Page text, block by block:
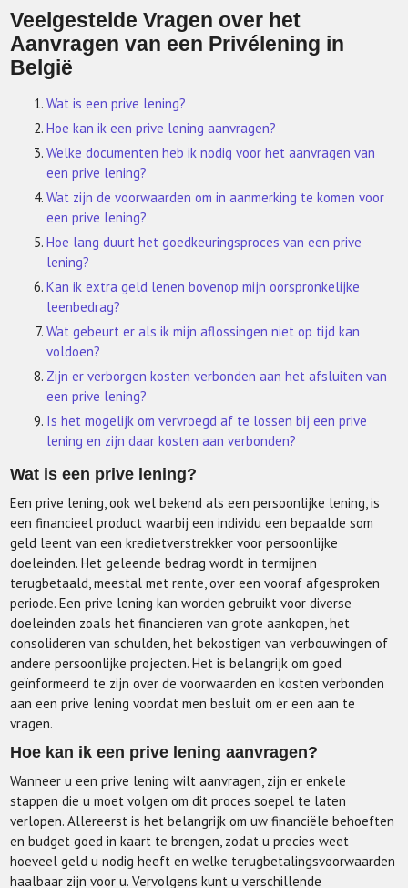
Veelgestelde Vragen over het
Aanvragen van een Privélening in
België
Wat is een prive lening?
Hoe kan ik een prive lening aanvragen?
Welke documenten heb ik nodig voor het aanvragen van
een prive lening?
Wat zijn de voorwaarden om in aanmerking te komen voor
een prive lening?
Hoe lang duurt het goedkeuringsproces van een prive
lening?
Kan ik extra geld lenen bovenop mijn oorspronkelijke
leenbedrag?
Wat gebeurt er als ik mijn aflossingen niet op tijd kan
voldoen?
Zijn er verborgen kosten verbonden aan het afsluiten van
een prive lening?
Is het mogelijk om vervroegd af te lossen bij een prive
lening en zijn daar kosten aan verbonden?
Wat is een prive lening?
Een prive lening, ook wel bekend als een persoonlijke lening, is
een financieel product waarbij een individu een bepaalde som
geld leent van een kredietverstrekker voor persoonlijke
doeleinden. Het geleende bedrag wordt in termijnen
terugbetaald, meestal met rente, over een vooraf afgesproken
periode. Een prive lening kan worden gebruikt voor diverse
doeleinden zoals het financieren van grote aankopen, het
consolideren van schulden, het bekostigen van verbouwingen of
andere persoonlijke projecten. Het is belangrijk om goed
geïnformeerd te zijn over de voorwaarden en kosten verbonden
aan een prive lening voordat men besluit om er een aan te
vragen.
Hoe kan ik een prive lening aanvragen?
Wanneer u een prive lening wilt aanvragen, zijn er enkele
stappen die u moet volgen om dit proces soepel te laten
verlopen. Allereerst is het belangrijk om uw financiële behoeften
en budget goed in kaart te brengen, zodat u precies weet
hoeveel geld u nodig heeft en welke terugbetalingsvoorwaarden
haalbaar zijn voor u. Vervolgens kunt u verschillende